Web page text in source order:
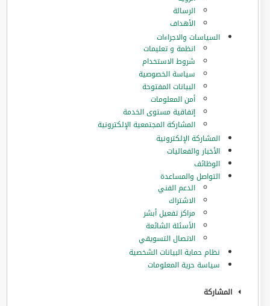
الرسالة
الأهداف
السياسات والاجراءات
انظمة و تعليمات
شروط الاستخدام
سياسة الخصوصية
البيانات المفتوحة
أمن المعلومات
إتفاقية مستوى الخدمة
المشاركة المجتمعية الإلكترونية
المشاركة الإلكترونية
الأخبار والفعاليات
الوظائف
التواصل والمساعدة
الدعم الفني
الاشتراك
مراكز تفعيل أبشر
الأسئلة الشائعة
الاتصال التسويقي
نظام حماية البيانات الشخصية
سياسة حرية المعلومات
المشاركة